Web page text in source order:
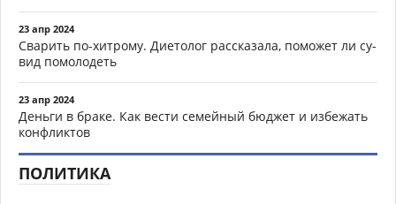
23 апр 2024
Сварить по-хитрому. Диетолог рассказала, поможет ли су-
вид помолодеть
23 апр 2024
Деньги в браке. Как вести семейный бюджет и избежать
конфликтов
ПОЛИТИКА